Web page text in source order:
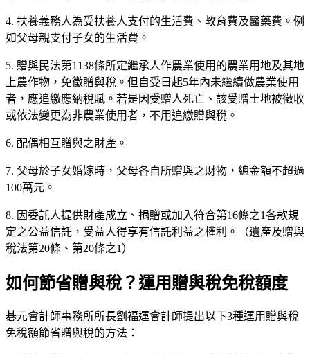
4. 扶養義務人為受扶養人支付的生活費、教育費及醫藥費。例
如父母親支付子女的生活費。
5. 贈與民法第1138條所定繼承人作農業使用的農業用地及其地
上農作物，免徵贈與稅。但自受日起5年內未繼續做農業使用
者，應追繳應納稅賦。若是因受贈人死亡、該受贈土地被徵收
或依法變更為非農業使用者，不用追繳贈與稅。
6. 配偶相互贈與之財產。
7. 父母於子女婚嫁時，父母各自所贈與之財物，總金額不超過
100萬元。
8. 因委託人提供財產成立、捐贈或加入符合第16條之1各款規
定之公益信託，受益人得享有信託利益之權利。（遺產及贈與
稅法第20條、第20條之1）
如何節省贈與稅？運用贈與稅免稅額度
碁元會計師事務所所長劉福運會計師提出以下3種運用贈與稅
免稅額節省贈與稅的方法：